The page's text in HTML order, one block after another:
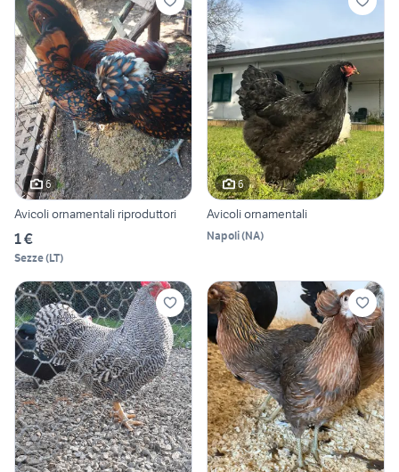
6
Avicoli ornamentali riproduttori
1 €
Sezze(LT)
6
Avicoli ornamentali
Napoli(NA)